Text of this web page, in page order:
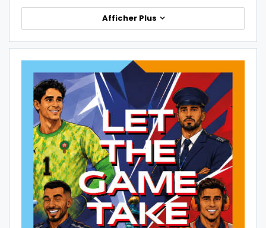
Afficher Plus